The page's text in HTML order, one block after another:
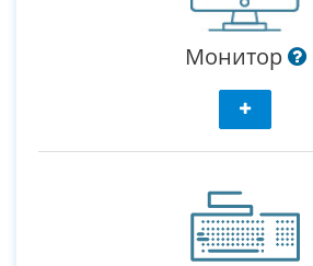
Монитор